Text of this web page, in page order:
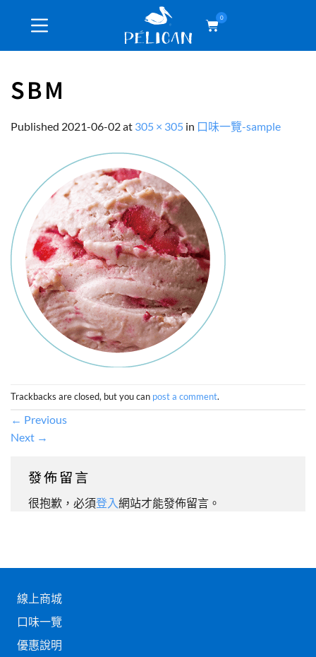
0
SBM
Published 2021-06-02at 305 × 305 in 口味一覽-sample
Trackbacks are closed, but you can post a comment.
← Previous
Next →
發佈留言
很抱歉，必須登入 網站才能發佈留言。
線上商城
口味一覽
優惠說明